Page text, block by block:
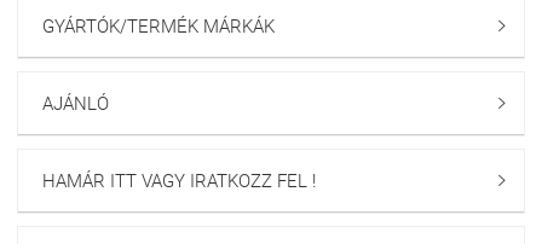
GYÁRTÓK/TERMÉK MÁRKÁK 
AJÁNLÓ 
HAMÁR ITT VAGY IRATKOZZ FEL ! 